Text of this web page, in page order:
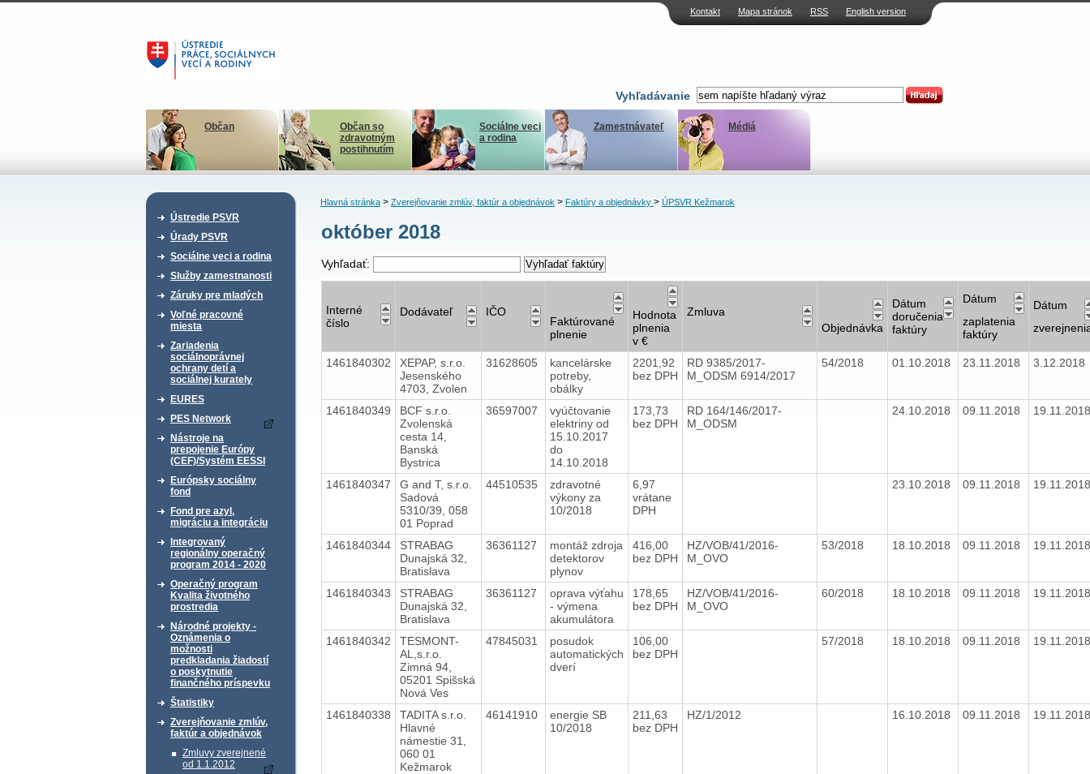
Kontakt Mapa stránok RSS English version
Vyhľadávanie
Občan
Občan so
zdravotným
postihnutím
Sociálne veci
a rodina
Zamestnávateľ Médiá
Ústredie PSVR
Úrady PSVR
Sociálne veci a rodina
Služby zamestnanosti
Záruky pre mladých
Voľné pracovné
miesta
Zariadenia
sociálnoprávnej
ochrany detí a
sociálnej kurately
EURES
PES Network
Nástroje na
prepojenie Európy
(CEF)/Systém EESSI
Európsky sociálny
fond
Fond pre azyl,
migráciu a integráciu
Integrovaný
regionálny operačný
program 2014 - 2020
Operačný program
Kvalita životného
prostredia
Národné projekty -
Oznámenia o
možnosti
predkladania žiadostí
o poskytnutie
finančného príspevku
Štatistiky
Zverejňovanie zmlúv,
faktúr a objednávok
Zmluvy zverejnené
od 1.1.2012
Hlavná stránka> Zverejňovanie zmlúv, faktúr a objednávok> Faktúry a objednávky > ÚPSVR Kežmarok
október 2018
Vyhľadať:
Interné
číslo
Dodávateľ IČO
Faktúrované
plnenie
Hodnota
plnenia
v €
Zmluva
Objednávka
Dátum
doručenia
faktúry
Dátum
zaplatenia
faktúry
Dátum
1461840302
XEPAP, s.r.o.
Jesenského
4703, Zvolen
31628605
kancelárske
potreby,
obálky
2201,92
bez DPH
RD 9385/2017-
M_ODSM 6914/2017
54/2018 01.10.2018 23.11.2018 3.12.2018
1461840349
BCF s.r.o.
Zvolenská
cesta 14,
Banská
Bystrica
36597007
vyúčtovanie
elektriny od
15.10.2017
do
14.10.2018
173,73
bez DPH
RD 164/146/2017-
M_ODSM
24.10.2018 09.11.2018
1461840347
G and T, s.r.o.
Sadová
5310/39, 058
01 Poprad
44510535
zdravotné
výkony za
10/2018
6,97
vrátane
DPH
23.10.2018 09.11.2018
1461840344
STRABAG
Dunajská 32,
Bratislava
36361127
montáž zdroja
detektorov
plynov
416,00
bez DPH
HZ/VOB/41/2016-
M_OVO
53/2018 18.10.2018 09.11.2018
1461840343
STRABAG
Dunajská 32,
Bratislava
36361127
oprava výťahu
- výmena
akumulátora
178,65
bez DPH
HZ/VOB/41/2016-
M_OVO
60/2018 18.10.2018 09.11.2018
1461840342
TESMONT-
AL,s.r.o.
Zimná 94,
05201 Spišská
Nová Ves
47845031
posudok
automatických
dverí
106,00
bez DPH
57/2018 18.10.2018 09.11.2018
1461840338
TADITA s.r.o.
Hlavné
námestie 31,
060 01
Kežmarok
46141910
energie SB
10/2018
211,63
bez DPH
HZ/1/2012 16.10.2018 09.11.2018